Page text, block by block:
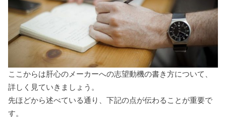
ここからは肝心のメーカーへの志望動機の書き方について、
詳しく見ていきましょう。
先ほどから述べている通り、下記の点が伝わることが重要で
す。